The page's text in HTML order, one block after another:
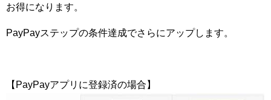
お得になります。
PayPayステップの条件達成でさらにアップします。
【PayPayアプリに登録済の場合】